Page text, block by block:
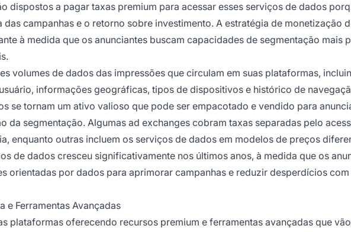
dispostos a pagar taxas premium para acessar esses serviços de dados
campanhas e o retorno sobre investimento. A estratégia de monetização
à medida que os anunciantes buscam capacidades de segmentação mais
volumes de dados das impressões que circulam em suas plataformas,
informações geográficas, tipos de dispositivos e histórico de
se tornam um ativo valioso que pode ser empacotado e vendido para
da segmentação. Algumas ad exchanges cobram taxas separadas pelo
enquanto outras incluem os serviços de dados em modelos de preços
de dados cresceu significativamente nos últimos anos, à medida que os
orientadas por dados para aprimorar campanhas e reduzir desperdícios com
e Ferramentas Avançadas
plataformas oferecendo recursos premium e ferramentas avançadas que